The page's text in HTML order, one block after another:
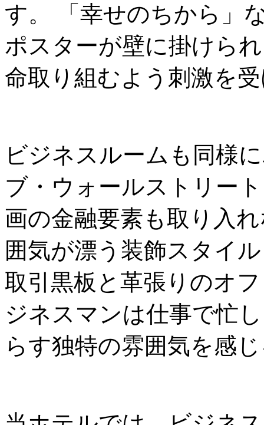
す。 「幸せのちから」
ポスターが壁に掛けら
命取り組むよう刺激を
ビジネスルームも同様
ブ・ウォールストリー
画の金融要素も取り入
囲気が漂う装飾スタイ
取引黒板と革張りのオ
ジネスマンは仕事で忙
らす独特の雰囲気を感